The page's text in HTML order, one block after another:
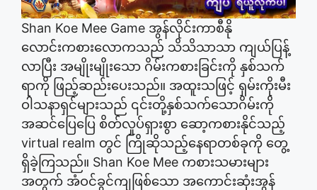
Shan Koe Mee Game အွန်လိုင်းကာစီနို
လောင်းကစားလောကသည် သိသိသာသာ ကျယ်ပြန့်
လာပြီး အမျိုးမျိုးသော ဂိမ်းကစားခြင်းကို နှစ်သက်
ရာကို ဖြည့်ဆည်းပေးသည်။ အထူးသဖြင့် ရှမ်းကိုးမီး
ဝါသနာရှင်များသည် ၎င်းတို့နှစ်သက်သောဂိမ်းကို
အဆင်ပြေပြေ စိတ်လှုပ်ရှားစွာ ဆော့ကစားနိုင်သည့်
virtual realm တွင် ကြိုဆိုသည့်နေရာတစ်ခုကို တွေ့
ရှိခဲ့ကြသည်။ Shan Koe Mee ကစားသမားများ
အတွက် အံဝင်ခွင်ကျဖြစ်သော အကောင်းဆုံးအွန်